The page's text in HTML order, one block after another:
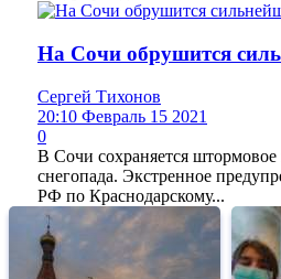
На Сочи обрушится
Сергей Тихонов
20:10 Февраль 15 2021
0
В Сочи сохраняется штормовое
снегопада. Экстренное
РФ по Краснодарскому...